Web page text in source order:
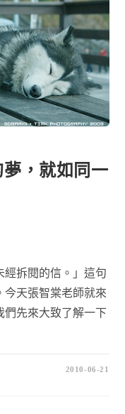
，就如同一
經拆閱的信。」這句
今天張智棠老師就來
們先來大致了解一下
2010-06-21